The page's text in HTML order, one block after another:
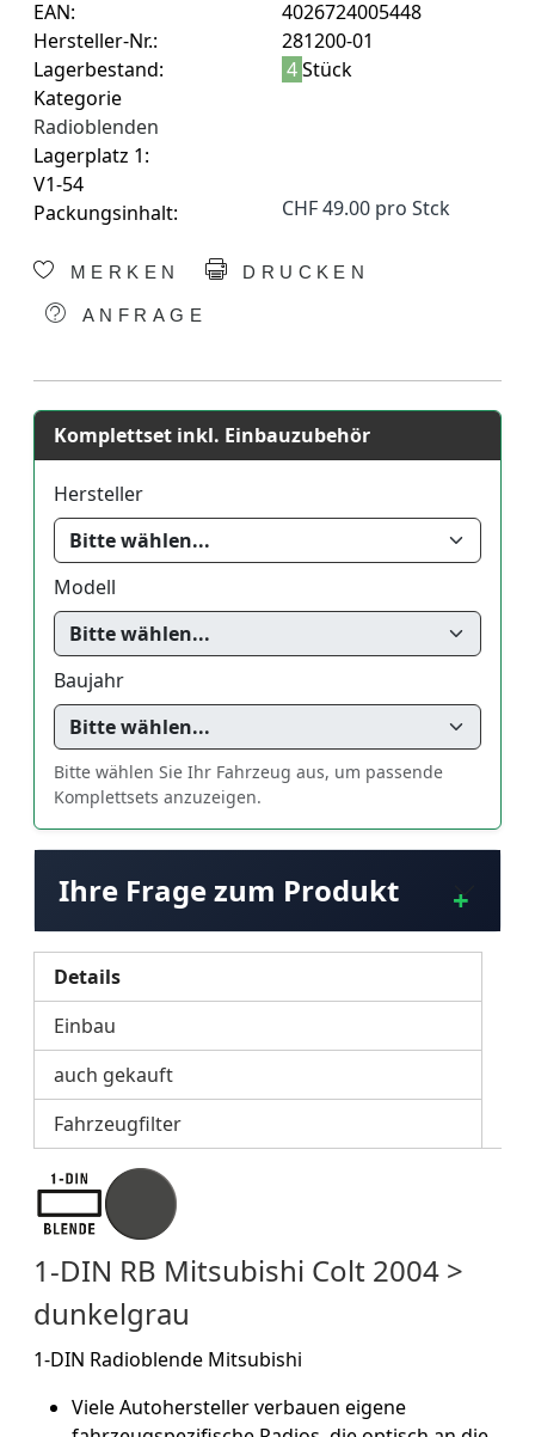
EAN:
4026724005448
Hersteller-Nr.:
281200-01
Lagerbestand:
4Stück
Kategorie
Radioblenden
Lagerplatz 1:
V1-54
Packungsinhalt:
CHF 49.00 pro Stck
MERKEN DRUCKEN
ANFRAGE
Komplettset inkl. Einbauzubehör
Hersteller
Modell
Baujahr
Bitte wählen Sie Ihr Fahrzeug aus, um passende
Komplettsets anzuzeigen.
Ihre Frage zum Produkt
Details
Einbau
auch gekauft
Fahrzeugfilter
1-DIN RB Mitsubishi Colt 2004 >
dunkelgrau
1-DIN Radioblende Mitsubishi
Viele Autohersteller verbauen eigene